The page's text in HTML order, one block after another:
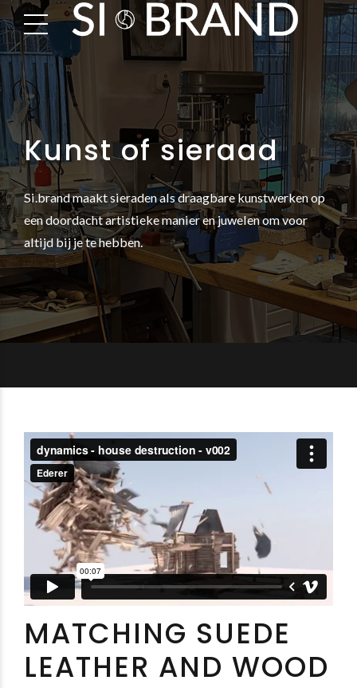
Kunst of sieraad
Si.brand maakt sieraden als draagbare kunstwerken op
een doordacht artistieke manier en juwelen om voor
altijd bij je te hebben.
MATCHING SUEDE
LEATHER AND WOOD